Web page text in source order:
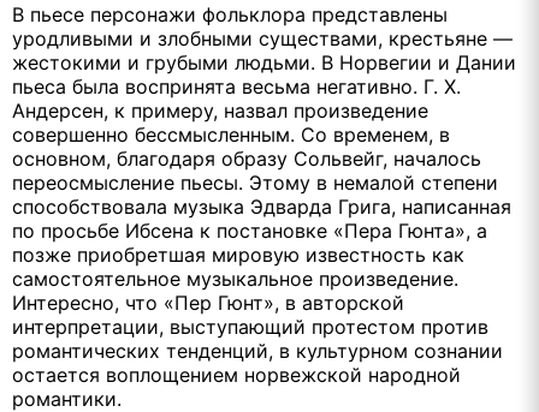
В пьесе персонажи фольклора представлены
уродливыми и злобными существами, крестьяне —
жестокими и грубыми людьми. В Норвегии и Дании
пьеса была воспринята весьма негативно. Г. Х.
Андерсен, к примеру, назвал произведение
совершенно бессмысленным. Со временем, в
основном, благодаря образу Сольвейг, началось
переосмысление пьесы. Этому в немалой степени
способствовала музыка Эдварда Грига, написанная
по просьбе Ибсена к постановке «Пера Гюнта», а
позже приобретшая мировую известность как
самостоятельное музыкальное произведение.
Интересно, что «Пер Гюнт», в авторской
интерпретации, выступающий протестом против
романтических тенденций, в культурном сознании
остается воплощением норвежской народной
романтики.